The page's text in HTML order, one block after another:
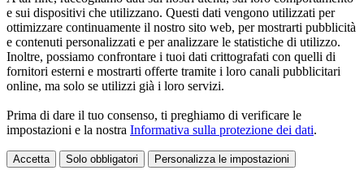
e sui dispositivi che utilizzano. Questi dati vengono utilizzati per
ottimizzare continuamente il nostro sito web, per mostrarti pubblicità
e contenuti personalizzati e per analizzare le statistiche di utilizzo.
Inoltre, possiamo confrontare i tuoi dati crittografati con quelli di
fornitori esterni e mostrarti offerte tramite i loro canali pubblicitari
online, ma solo se utilizzi già i loro servizi.
Prima di dare il tuo consenso, ti preghiamo di verificare le
impostazioni e la nostra Informativa sulla protezione dei dati.
Accetta Solo obbligatori Personalizza le impostazioni